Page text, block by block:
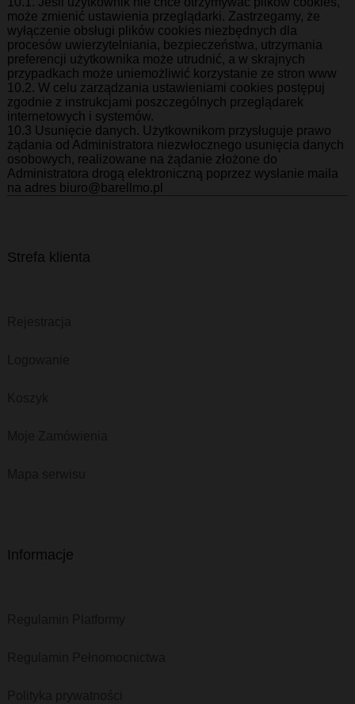
może zmienić ustawienia przeglądarki. Zastrzegamy, że
wyłączenie obsługi plików cookies niezbędnych dla
procesów uwierzytelniania, bezpieczeństwa, utrzymania
preferencji użytkownika może utrudnić, a w skrajnych
przypadkach może uniemożliwić korzystanie ze stron www
10.2. W celu zarządzania ustawieniami cookies postępuj
zgodnie z instrukcjami poszczególnych przeglądarek
internetowych i systemów.
10.3 Usunięcie danych. Użytkownikom przysługuje prawo
żądania od Administratora niezwłocznego usunięcia danych
osobowych, realizowane na żądanie złożone do
Administratora drogą elektroniczną poprzez wysłanie maila
na adres biuro@barellmo.pl
Strefa klienta
Informacje